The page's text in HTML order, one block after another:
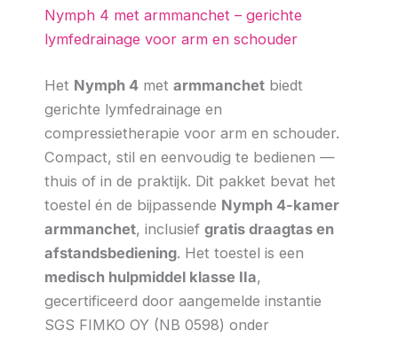
Nymph 4 met armmanchet – gerichte
lymfedrainage voor arm en schouder
Het Nymph 4 met armmanchet biedt
gerichte lymfedrainage en
compressietherapie voor arm en schouder.
Compact, stil en eenvoudig te bedienen —
thuis of in de praktijk. Dit pakket bevat het
toestel én de bijpassende Nymph 4-kamer
armmanchet, inclusief gratis draagtas en
afstandsbediening. Het toestel is een
medisch hulpmiddel klasse IIa,
gecertificeerd door aangemelde instantie
SGS FIMKO OY (NB 0598) onder